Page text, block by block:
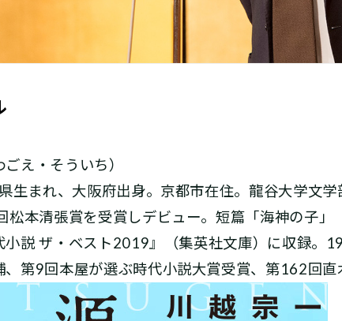
ごえ・そういち）
生まれ、大阪府出身。京都市在住。龍谷大学文
松本清張賞を受賞しデビュー。短篇「海神の子
小説 ザ・ベスト2019』（集英社文庫）に収録。
、第9回本屋が選ぶ時代小説大賞受賞、第162回直